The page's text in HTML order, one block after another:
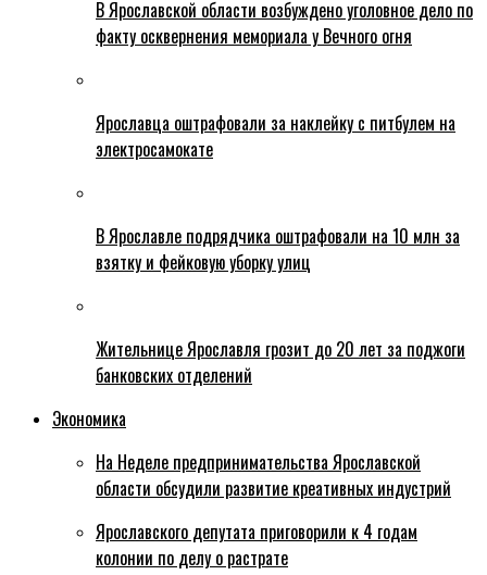
В Ярославской области возбуждено уголовное дело по
факту осквернения мемориала у Вечного огня
Ярославца оштрафовали за наклейку с питбулем на
электросамокате
В Ярославле подрядчика оштрафовали на 10 млн за
взятку и фейковую уборку улиц
Жительнице Ярославля грозит до 20 лет за поджоги
банковских отделений
Экономика
На Неделе предпринимательства Ярославской
области обсудили развитие креативных индустрий
Ярославского депутата приговорили к 4 годам
колонии по делу о растрате